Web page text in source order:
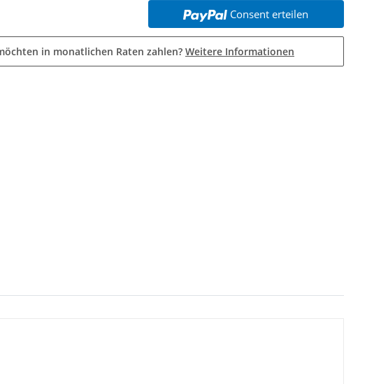
Consent erteilen
in monatlichen Raten zahlen? Weitere Informationen